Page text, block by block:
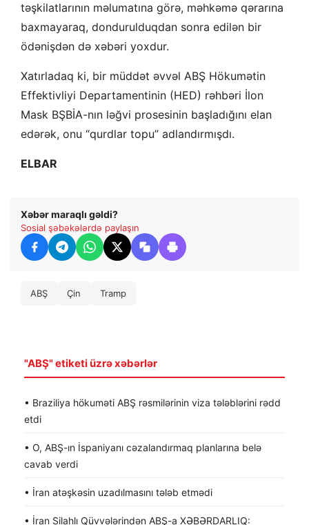
təşkilatlarının məlumatına görə, məhkəmə qərarına
baxmayaraq, dondurulduqdan sonra edilən bir
ödənişdən də xəbəri yoxdur.
Xatırladaq ki, bir müddət əvvəl ABŞ Hökumətin
Effektivliyi Departamentinin (HED) rəhbəri İlon
Mask BŞBİA-nın ləğvi prosesinin başladığını elan
edərək, onu “qurdlar topu” adlandırmışdı.
ELBAR
Xəbər maraqlı gəldi?
Sosial şəbəkələrdə paylaşın
ABŞ Çin Tramp
"ABŞ" etiketi üzrə xəbərlər
• Braziliya hökuməti ABŞ rəsmilərinin viza tələblərini rədd
etdi
• O, ABŞ-ın İspaniyanı cəzalandırmaq planlarına belə
cavab verdi
• İran atəşkəsin uzadılmasını tələb etmədi
• İran Silahlı Qüvvələrindən ABŞ-a XƏBƏRDARLIQ: